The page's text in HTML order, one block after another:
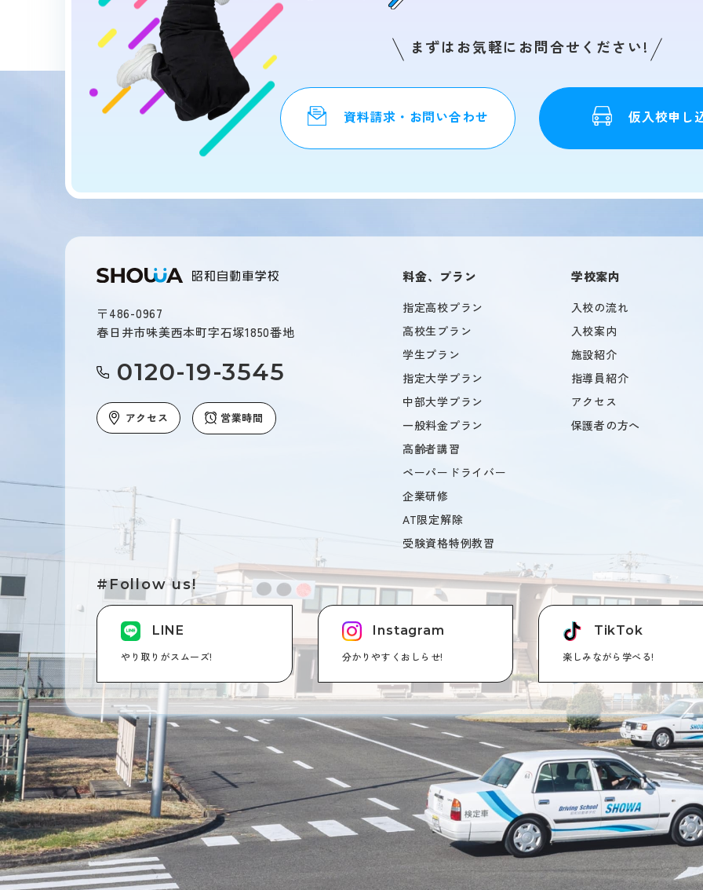
まずはお気軽にお問合せください!
仮入校申し
資料請求・お問い合わせ
〒486-0967
春日井市味美西本町字石塚1850番地
0120-19-3545
アクセス 営業時間
料金、プラン
指定高校プラン
高校生プラン
学生プラン
指定大学プラン
中部大学プラン
一般料金プラン
高齢者講習
ペーパードライバー
企業研修
AT限定解除
受験資格特例教習
学校案内
入校の流れ
入校案内
施設紹介
指導員紹介
アクセス
保護者の方へ
#Follow us!
LINE
やり取りがスムーズ!
Instagram
分かりやすくおしらせ!
TikTok
楽しみながら学べる!